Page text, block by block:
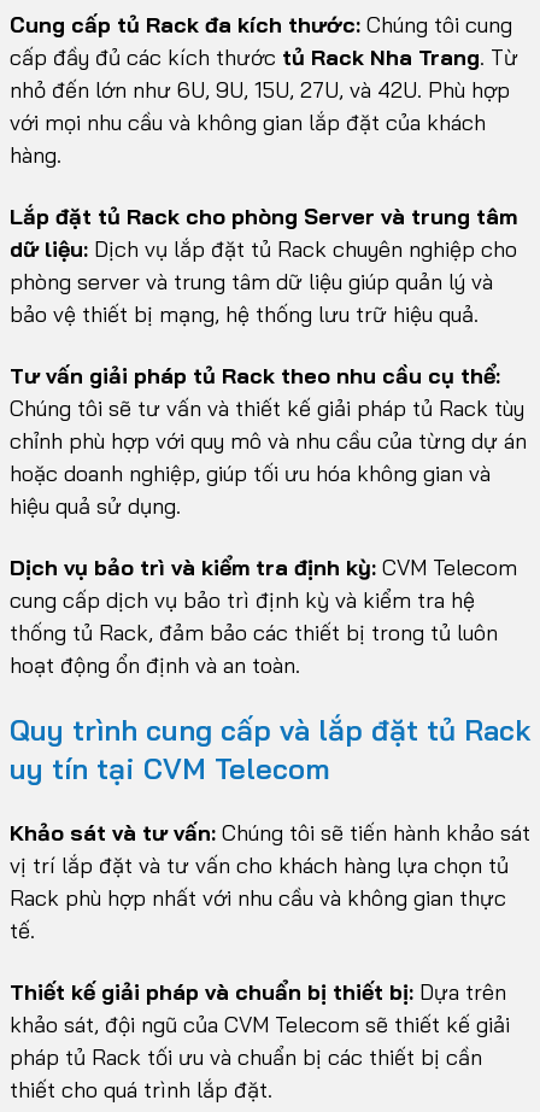
Cung cấp tủ Rack đa kích thước: Chúng tôi cung
cấp đầy đủ các kích thước tủ Rack Nha Trang. Từ
nhỏ đến lớn như 6U, 9U, 15U, 27U, và 42U. Phù hợp
với mọi nhu cầu và không gian lắp đặt của khách
hàng.
Lắp đặt tủ Rack cho phòng Server và trung tâm
dữ liệu: Dịch vụ lắp đặt tủ Rack chuyên nghiệp cho
phòng server và trung tâm dữ liệu giúp quản lý và
bảo vệ thiết bị mạng, hệ thống lưu trữ hiệu quả.
Tư vấn giải pháp tủ Rack theo nhu cầu cụ thể:
Chúng tôi sẽ tư vấn và thiết kế giải pháp tủ Rack tùy
chỉnh phù hợp với quy mô và nhu cầu của từng dự án
hoặc doanh nghiệp, giúp tối ưu hóa không gian và
hiệu quả sử dụng.
Dịch vụ bảo trì và kiểm tra định kỳ: CVM Telecom
cung cấp dịch vụ bảo trì định kỳ và kiểm tra hệ
thống tủ Rack, đảm bảo các thiết bị trong tủ luôn
hoạt động ổn định và an toàn.
Quy trình cung cấp và lắp đặt tủ Rack
uy tín tại CVM Telecom
Khảo sát và tư vấn: Chúng tôi sẽ tiến hành khảo sát
vị trí lắp đặt và tư vấn cho khách hàng lựa chọn tủ
Rack phù hợp nhất với nhu cầu và không gian thực
tế.
Thiết kế giải pháp và chuẩn bị thiết bị: Dựa trên
khảo sát, đội ngũ của CVM Telecom sẽ thiết kế giải
pháp tủ Rack tối ưu và chuẩn bị các thiết bị cần
thiết cho quá trình lắp đặt.